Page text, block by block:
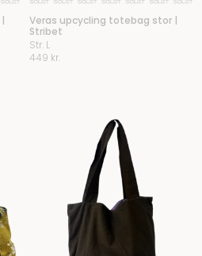
Veras upcycling totebag stor |
Stribet
Str. L
449 kr.